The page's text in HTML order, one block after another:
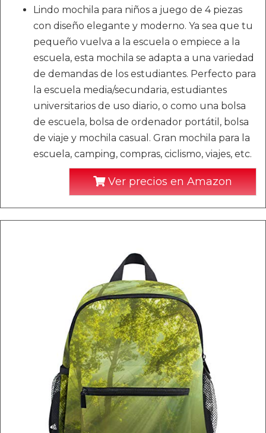
Lindo mochila para niños a juego de 4 piezas
con diseño elegante y moderno. Ya sea que tu
pequeño vuelva a la escuela o empiece a la
escuela, esta mochila se adapta a una variedad
de demandas de los estudiantes. Perfecto para
la escuela media/secundaria, estudiantes
universitarios de uso diario, o como una bolsa
de escuela, bolsa de ordenador portátil, bolsa
de viaje y mochila casual. Gran mochila para la
escuela, camping, compras, ciclismo, viajes, etc.
Ver precios en Amazon